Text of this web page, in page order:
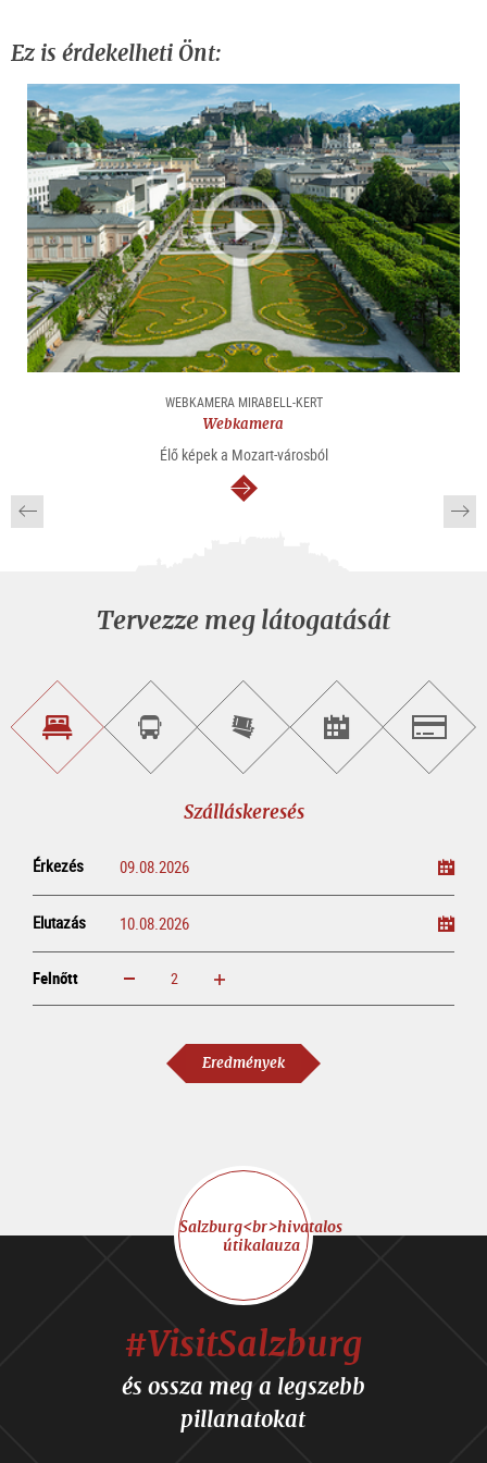
Ez is érdekelheti Önt:
WEBKAMERA MIRABELL-KERT
Webkamera
Élő képek a Mozart-városból
Tovább
Tervezze meg látogatását
SzálláskeresésVárosnéző
túra
foglalása
Online
jegyvásárlás
Rendezvény
keresése
Szálláskeresés
Érkezés
Elutazás
Felnőtt növelem csökkentem
Eredmények
Salzburg<br>hivatalos
útikalauza
#VisitSalzburg
és ossza meg a legszebb
pillanatokat